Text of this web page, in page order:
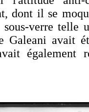
dont il se
verre telle
Galeani avait
également